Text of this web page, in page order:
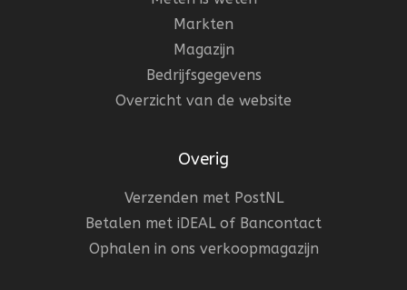
Markten
Magazijn
Bedrijfsgegevens
Overzicht van de website
Overig
Verzenden met PostNL
Betalen met iDEAL of Bancontact
Ophalen in ons verkoopmagazijn